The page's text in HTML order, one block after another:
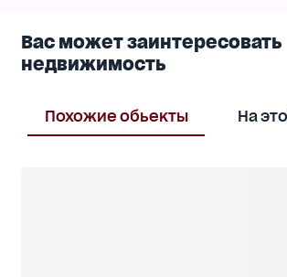
Вас может заинтересовать
недвижимость
Похожие обьекты На